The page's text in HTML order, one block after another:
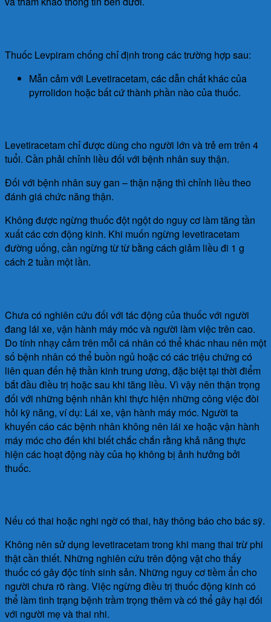
Thuốc Levpiram chống chỉ định trong các trường hợp sau:
Mẫn cảm với Levetiracetam, các dẫn chất khác của
pyrrolidon hoặc bất cứ thành phần nào của thuốc.
Levetiracetam chỉ được dùng cho người lớn và trẻ em trên 4
tuổi. Cần phải chỉnh liều đối với bệnh nhân suy thận.
Đối với bệnh nhân suy gan – thận nặng thì chỉnh liều theo
đánh giá chức năng thận.
Không được ngừng thuốc đột ngột do nguy cơ làm tăng tần
xuất các cơn động kinh. Khi muốn ngừng levetiracetam
đường uống, cần ngừng từ từ bằng cách giảm liều đi 1 g
cách 2 tuần một lần.
Chưa có nghiên cứu đối với tác động của thuốc với người
đang lái xe, vận hành máy móc và người làm việc trên cao.
Do tính nhạy cảm trên mỗi cá nhân có thể khác nhau nên một
số bệnh nhân có thể buồn ngủ hoặc có các triệu chứng có
liên quan đến hệ thần kinh trung ương, đặc biệt tại thời điểm
bắt đầu điều trị hoặc sau khi tăng liều. Vì vậy nên thận trọng
đối với những bệnh nhân khi thực hiện những công việc đòi
hỏi kỹ năng, ví dụ: Lái xe, vận hành máy móc. Người ta
khuyến cáo các bệnh nhân không nên lái xe hoặc vận hành
máy móc cho đến khi biết chắc chắn rằng khả năng thực
hiện các hoạt động này của họ không bị ảnh hưởng bởi
thuốc.
Nếu có thai hoặc nghi ngờ có thai, hãy thông báo cho bác sỹ.
Không nên sử dụng levetiracetam trong khi mang thai trừ phi
thật cần thiết. Những nghiên cứu trên động vật cho thấy
thuốc có gây độc tính sinh sản. Những nguy cơ tiềm ẩn cho
người chưa rõ ràng. Việc ngừng điều trị thuốc động kinh có
thể làm tình trạng bệnh trầm trọng thêm và có thể gây hại đối
với người mẹ và thai nhi.